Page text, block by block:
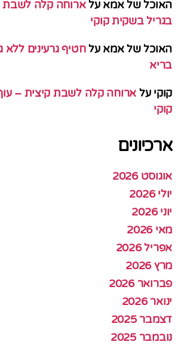
האוכל של אמא עלארוחה קלה לשבת
בגריל בשקית קוקי
האוכל של אמא עלחטיף גרעינים ללא
בריא
קוקי על ארוחה קלה לשבת קיצית –
קוקי
ארכיונים
אוגוסט 2026
יולי 2026
יוני 2026
מאי 2026
אפריל 2026
מרץ 2026
פברואר 2026
ינואר 2026
דצמבר 2025
נובמבר 2025